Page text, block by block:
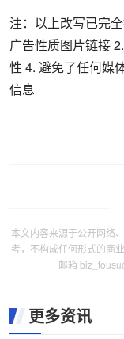
注：以上改写已完
广告性质图片链接
性 4. 避免了任何媒
信息
本文内容来源于公开网络
考，不构成任何形式的商
邮箱
更多资讯